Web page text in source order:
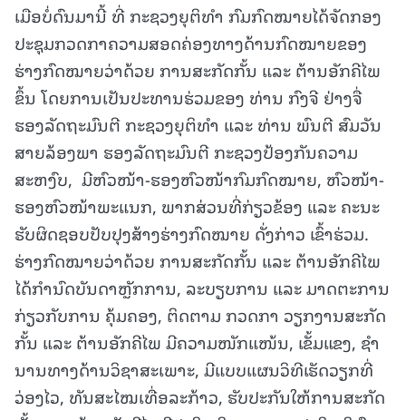
ເມືອບໍ່ດົນມານີ້ ທີ່ ກະຊວງຍຸຕິທໍາ ກົມກົດໝາຍໄດ້ຈັດກອງ
ປະຊຸມກວດກາຄວາມສອດຄ່ອງທາງດ້ານກົດໝາຍຂອງ
ຮ່າງກົດໝາຍວ່າດ້ວຍ ການສະກັດກັ້ນ ແລະ ຕ້ານອັກຄີໄພ
ຂຶ້ນ ໂດຍການເປັນປະທານຮ່ວມຂອງ ທ່ານ ກົງຈີ ຢ່າງຈື່
ຮອງລັດຖະມົນຕີ ກະຊວງຍຸຕິທຳ ແລະ ທ່ານ ພົນຕີ ສົມວັນ
ສາຍລ້ອງພາ ຮອງລັດຖະມົນຕີ ກະຊວງປ້ອງກັນຄວາມ
ສະຫງົບ, ມີຫົວໜ້າ-ຮອງຫົວໜ້າກົມກົດໝາຍ, ຫົວໜ້າ-
ຮອງຫົວໜ້າພະແນກ, ພາກສ່ວນທີ່ກ່ຽວຂ້ອງ ແລະ ຄະນະ
ຮັບຜິດຊອບປັບປຸງສ້າງຮ່າງກົດໝາຍ ດັ່ງກ່າວ ເຂົ້າຮ່ວມ.
ຮ່າງກົດໝາຍວ່າດ້ວຍ ການສະກັດກັ້ນ ແລະ ຕ້ານອັກຄີໄພ
ໄດ້ກໍານົດບັນດາຫຼັກການ, ລະບຽບການ ແລະ ມາດຕະການ
ກ່ຽວກັບການ ຄຸ້ມຄອງ, ຕິດຕາມ ກວດກາ ວຽກງານສະກັດ
ກັ້ນ ແລະ ຕ້ານອັກຄີໄພ ມີຄວາມໜັກແໜ້ນ, ເຂັ້ມແຂງ, ຊໍາ
ນານທາງດ້ານວິຊາສະເພາະ, ມີແບບແຜນວິທີເຮັດວຽກທີ່
ວ່ອງໄວ, ທັນສະໄໝເທື່ອລະກ້າວ, ຮັບປະກັນໃຫ້ການສະກັດ